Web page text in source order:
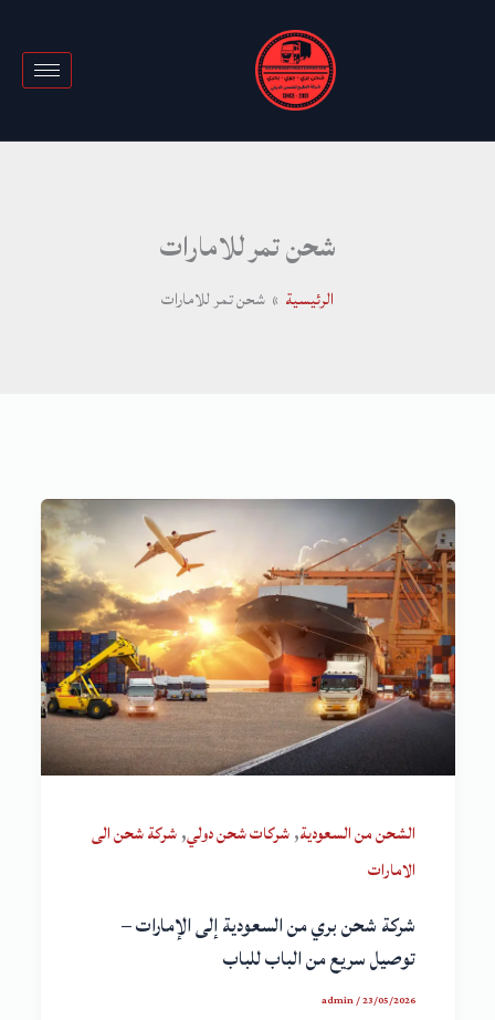
شحن تمر للامارات
الرئيسية شحن تمر للامارات
الشحن من السعودية,شركات شحن دولي,شركة شحن الى
الامارات
شركة شحن بري من السعودية إلى الإمارات –
توصيل سريع من الباب للباب
admin/23/05/2026